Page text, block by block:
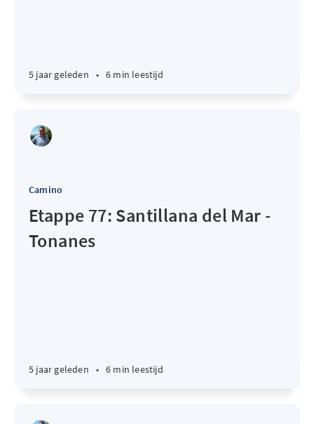
5 jaar geleden • 6 min leestijd
Camino
Etappe 77: Santillana del Mar -
Tonanes
5 jaar geleden • 6 min leestijd